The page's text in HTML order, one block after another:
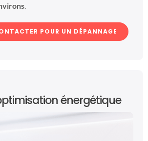
.
POUR UN DÉPANNAGE
énergétique